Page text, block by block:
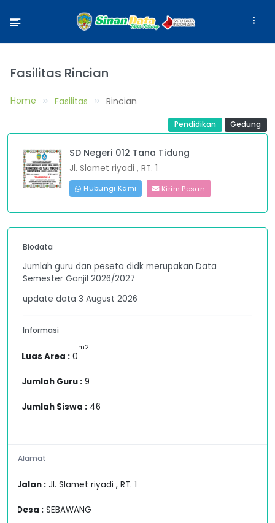
Fasilitas Rincian
Home Fasilitas Rincian
Pendidikan Gedung
SD Negeri 012 Tana Tidung
Jl. Slamet riyadi , RT. 1
Hubungi Kami Kirim Pesan
Biodata
Jumlah guru dan peseta didk merupakan Data
Semester Ganjil 2026/2027
update data 3 August 2026
Informasi
Luas Area : 0
m2
Jumlah Guru : 9
Jumlah Siswa : 46
Alamat
Jalan : Jl. Slamet riyadi , RT. 1
Desa : SEBAWANG